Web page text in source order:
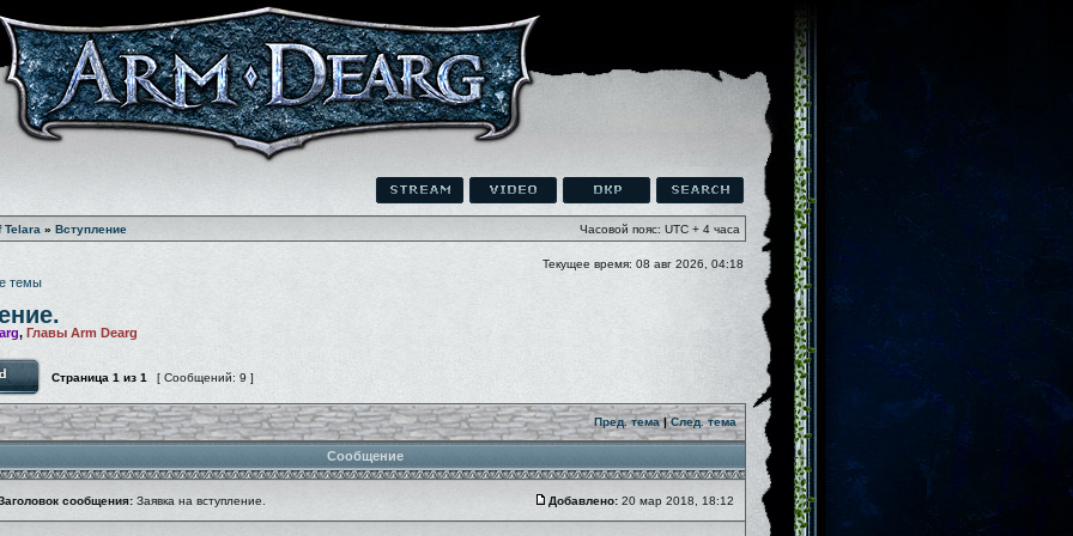
Telara » Вступление Часовой пояс: UTC + 4 часа
Текущее время: 08 авг 2026, 04:18
темы
, Главы Arm Dearg
Страница 1 из 1 [ Сообщений: 9 ]
Пред. тема|След. тема
Сообщение
сообщения: Заявка на вступление. Добавлено: 20 мар 2018, 18:12